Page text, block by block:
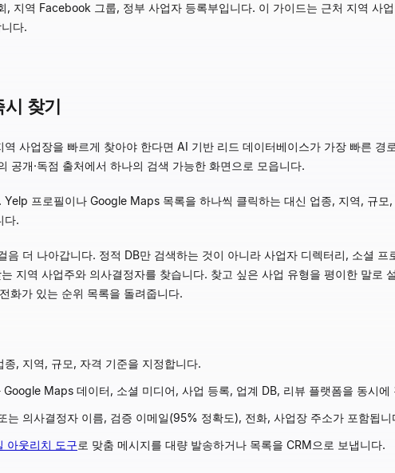
지역 Facebook 그룹, 정부 사업자 등록부입니다. 이 가이드는 근처 지역 사
다.
찾기
사업장을 빠르게 찾아야 한다면 AI 기반 리드 데이터베이스가 가장 빠른 경
공개·독점 출처에서 하나의 검색 가능한 화면으로 모읍니다.
프로필이나 Google Maps 목록을 하나씩 클릭하는 대신 업종, 지역, 규
다.
더 나아갑니다. 정적 DB만 검색하는 것이 아니라 사업자 디렉터리, 소셜 프
지역 사업주와 의사결정자를 찾습니다. 찾고 싶은 사업 유형을 평이한 말로
화가 있는 순위 목록을 돌려줍니다.
종, 지역, 규모, 자격 기준을 지정합니다.
Google Maps 데이터, 소셜 미디어, 사업 등록, 업계 DB, 리뷰 플랫폼을 동시에
는 의사결정자 이름, 검증 이메일(95% 정확도), 전화, 사업장 주소가 포함됩니
아웃리치 도구로 맞춤 메시지를 대량 발송하거나 목록을 CRM으로 보냅니다.